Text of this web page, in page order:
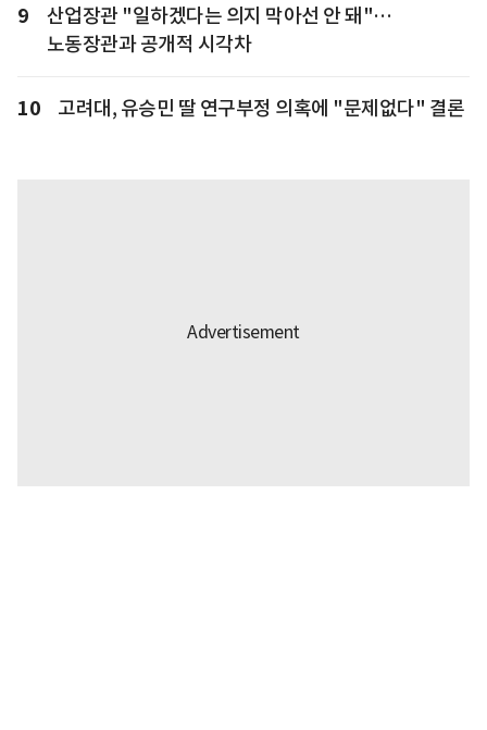
9
산업장관 "일하겠다는 의지 막아선 안 돼"…
노동장관과 공개적 시각차
10 고려대, 유승민 딸 연구부정 의혹에 "문제없다" 결론